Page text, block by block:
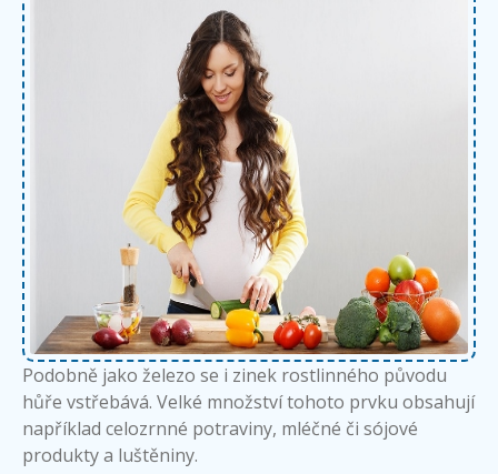
Podobně jako železo se i zinek rostlinného původu
hůře vstřebává. Velké množství tohoto prvku obsahují
například celozrnné potraviny, mléčné či sójové
produkty a luštěniny.